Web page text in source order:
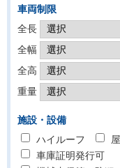
車両制限
全長
全幅
全高
重量
施設・設備
ハイルーフ
車庫証明発行可